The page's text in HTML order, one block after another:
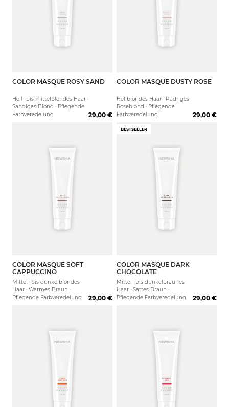
150 ml 500 ml
COLOR MASQUE ROSY SAND
Hell- bis mittelblondes Haar ·
Sandiges Blond · Pflegende
Farbveredelung
29,00 €
150 ml
COLOR MASQUE DUSTY ROSE
Hellblondes Haar · Pudriges
Roseblond · Pflegende
Farbveredelung
29,00 €
150 ml 500 ml
COLOR MASQUE SOFT
CAPPUCCINO
Mittel- bis dunkelblondes
Haar · Warmes Braun ·
Pflegende Farbveredelung
29,00 €
BESTSELLER
150 ml
COLOR MASQUE DARK
CHOCOLATE
Mittel- bis dunkelbraunes
Haar · Sattes Braun ·
Pflegende Farbveredelung
29,00 €